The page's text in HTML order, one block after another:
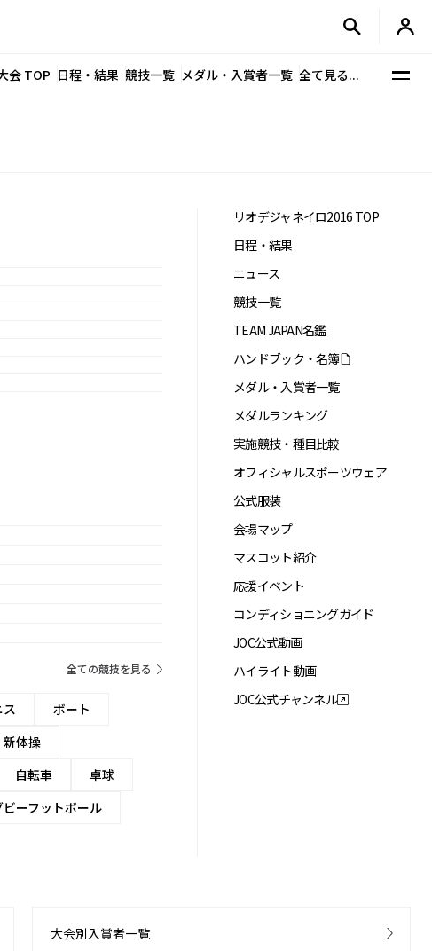
会 TOP 日程・結果 競技一覧 メダル・入賞者一覧 全て見る...
全ての競技を見る
ボート
体操
自転車
卓球
ビーフットボール
リオデジャネイロ2016 TOP
日程・結果
ニュース
競技一覧
TEAM JAPAN名鑑
ハンドブック・名簿
メダル・入賞者一覧
メダルランキング
実施競技・種目比較
オフィシャルスポーツウェア
公式服装
会場マップ
マスコット紹介
応援イベント
コンディショニングガイド
JOC公式動画
ハイライト動画
JOC公式チャンネル
大会別入賞者一覧